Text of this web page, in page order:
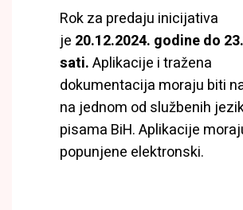
Rok za predaju inicijativa
je 20.12.2024. godine do
sati.Aplikacije i tražena
dokumentacija moraju biti
na jednom od službenih
pisama BiH. Aplikacije
popunjene elektronski.